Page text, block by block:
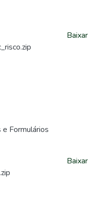
Formulários
Baixar
Baixar